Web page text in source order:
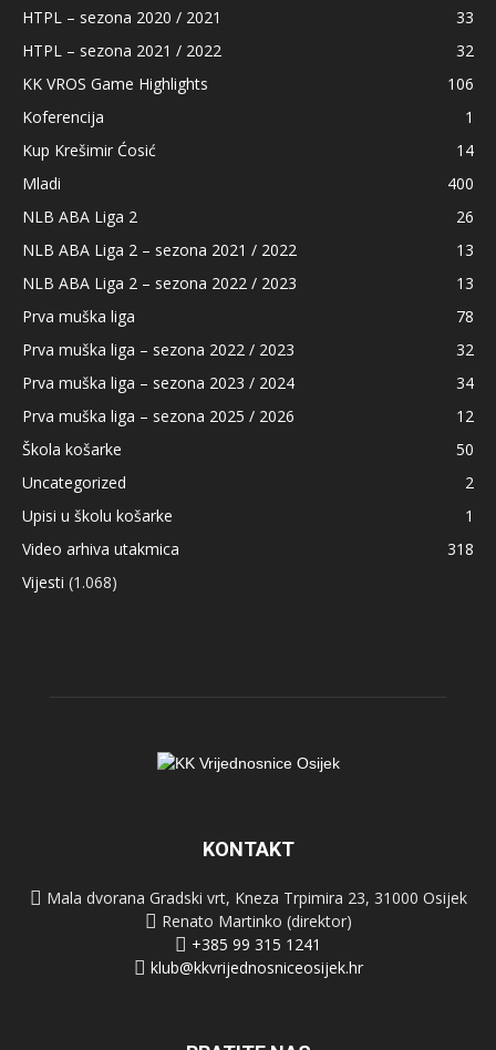
HTPL – sezona 2020 / 2021
33
HTPL – sezona 2021 / 2022
32
KK VROS Game Highlights
106
Koferencija
1
Kup Krešimir Ćosić
14
Mladi
400
NLB ABA Liga 2
26
NLB ABA Liga 2 – sezona 2021 / 2022
13
NLB ABA Liga 2 – sezona 2022 / 2023
13
Prva muška liga
78
Prva muška liga – sezona 2022 / 2023
32
Prva muška liga – sezona 2023 / 2024
34
Prva muška liga – sezona 2025 / 2026
12
Škola košarke
50
Uncategorized
2
Upisi u školu košarke
1
Video arhiva utakmica
318
Vijesti (1.068)
KONTAKT
Mala dvorana Gradski vrt, Kneza Trpimira 23, 31000 Osijek
Renato Martinko (direktor)
+385 99 315 1241
klub@kkvrijednosniceosijek.hr